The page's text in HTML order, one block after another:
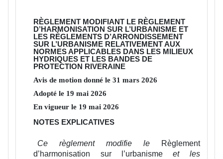
RÈGLEMENT MODIFIANT LE RÈGLEMENT
D’HARMONISATION SUR L’URBANISME ET
LES RÈGLEMENTS D’ARRONDISSEMENT
SUR L’URBANISME RELATIVEMENT AUX
NORMES APPLICABLES DANS LES MILIEUX
HYDRIQUES ET LES BANDES DE
PROTECTION RIVERAINE
Avis de motion donné le31mars2026
Adopté le 19mai2026
En vigueur le 19mai2026
NOTES EXPLICATIVES
Ce règlement modifie le
Règlement
d’harmonisation sur l’urbanisme et les